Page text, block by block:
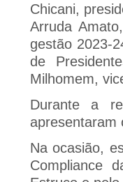
Chicani,
Arruda
gestão 2023-
de
Milhomem,
Durante a
apresentaram
Na ocasião,
Compliance